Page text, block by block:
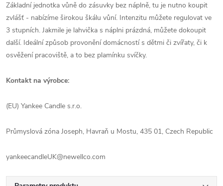
Základní jednotka vůně do zásuvky bez náplně, tu je nutno koupit
zvlášť - nabízíme širokou škálu vůní. Intenzitu můžete regulovat ve
3 stupních. Jakmile je lahvička s náplni prázdná, můžete dokoupit
další. Ideální způsob provonění domácností s dětmi či zvířaty, či k
osvěžení pracoviště, a to bez plamínku svíčky.
Kontakt na výrobce:
(EU) Yankee Candle s.r.o.
Průmyslová zóna Joseph, Havraň u Mostu, 435 01, Czech Republic
yankeecandleUK@newellco.com